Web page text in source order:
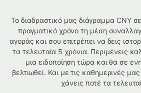
Το διαδραστικό μας διάγραμμα CNY
πραγματικό χρόνο τη μέση
αγοράς και σου επιτρέπει να δεις
τα τελευταία 5 χρόνια. Περιμένεις
μια ειδοποίηση τώρα και θα σε
βελτιωθεί. Και με τις καθημερινές
χάνεις ποτέ τα